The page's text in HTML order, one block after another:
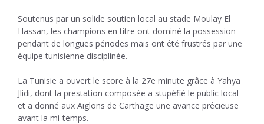
Soutenus par un solide soutien local au stade Moulay El
Hassan, les champions en titre ont dominé la possession
pendant de longues périodes mais ont été frustrés par une
équipe tunisienne disciplinée.
La Tunisie a ouvert le score à la 27e minute grâce à Yahya
Jlidi, dont la prestation composée a stupéfié le public local
et a donné aux Aiglons de Carthage une avance précieuse
avant la mi-temps.